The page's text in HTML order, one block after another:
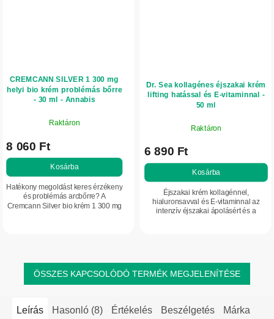
CREMCANN SILVER 1 300 mg
helyi bio krém problémás bőrre
- 30 ml - Annabis
Raktáron
8 060 Ft
Kosárba
Hatékony megoldást keres érzékeny
és problémás arcbőrre? A
Cremcann Silver bio krém 1 300 mg
Dr. Sea kollagénes éjszakai krém
lifting hatással és E-vitaminnal -
50 ml
Raktáron
6 890 Ft
Kosárba
Éjszakai krém kollagénnel,
hialuronsavval és E-vitaminnal az
intenzív éjszakai ápolásért és a
ÖSSZES KAPCSOLÓDÓ TERMÉK MEGJELENÍTÉSE
Leírás Hasonló (8) Értékelés Beszélgetés Márka